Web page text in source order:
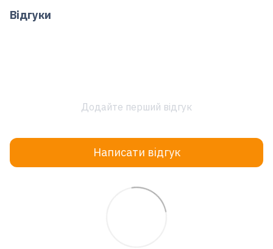
Відгуки
Додайте перший відгук
Написати відгук